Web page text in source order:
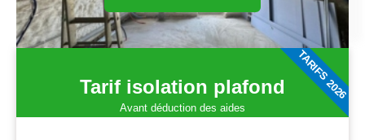
Tarif isolation plafond
Avant déduction des aides
TARIFS 2026